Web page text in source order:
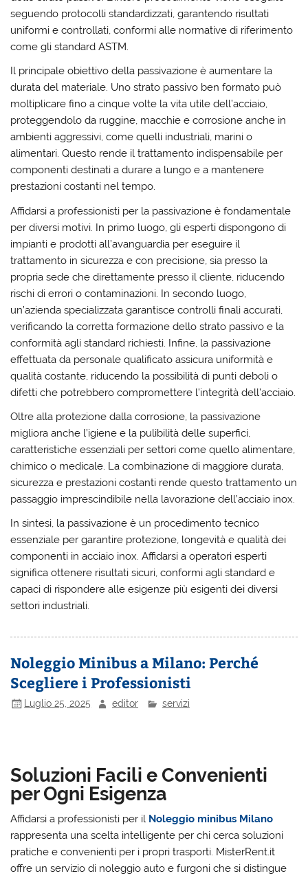
seguendo protocolli standardizzati, garantendo risultati
uniformi e controllati, conformi alle normative di riferimento
come gli standard ASTM.
Il principale obiettivo della passivazione è aumentare la
durata del materiale. Uno strato passivo ben formato può
moltiplicare fino a cinque volte la vita utile dell’acciaio,
proteggendolo da ruggine, macchie e corrosione anche in
ambienti aggressivi, come quelli industriali, marini o
alimentari. Questo rende il trattamento indispensabile per
componenti destinati a durare a lungo e a mantenere
prestazioni costanti nel tempo.
Affidarsi a professionisti per la passivazione è fondamentale
per diversi motivi. In primo luogo, gli esperti dispongono di
impianti e prodotti all’avanguardia per eseguire il
trattamento in sicurezza e con precisione, sia presso la
propria sede che direttamente presso il cliente, riducendo
rischi di errori o contaminazioni. In secondo luogo,
un’azienda specializzata garantisce controlli finali accurati,
verificando la corretta formazione dello strato passivo e la
conformità agli standard richiesti. Infine, la passivazione
effettuata da personale qualificato assicura uniformità e
qualità costante, riducendo la possibilità di punti deboli o
difetti che potrebbero compromettere l’integrità dell’acciaio.
Oltre alla protezione dalla corrosione, la passivazione
migliora anche l’igiene e la pulibilità delle superfici,
caratteristiche essenziali per settori come quello alimentare,
chimico o medicale. La combinazione di maggiore durata,
sicurezza e prestazioni costanti rende questo trattamento un
passaggio imprescindibile nella lavorazione dell’acciaio inox.
In sintesi, la passivazione è un procedimento tecnico
essenziale per garantire protezione, longevità e qualità dei
componenti in acciaio inox. Affidarsi a operatori esperti
significa ottenere risultati sicuri, conformi agli standard e
capaci di rispondere alle esigenze più esigenti dei diversi
settori industriali.
Noleggio Minibus a Milano: Perché
Scegliere i Professionisti
Luglio 25, 2025 editor servizi
Soluzioni Facili e Convenienti
per Ogni Esigenza
Affidarsi a professionisti per il Noleggio minibus Milano
rappresenta una scelta intelligente per chi cerca soluzioni
pratiche e convenienti per i propri trasporti. MisterRent.it
offre un servizio di noleggio auto e furgoni che si distingue